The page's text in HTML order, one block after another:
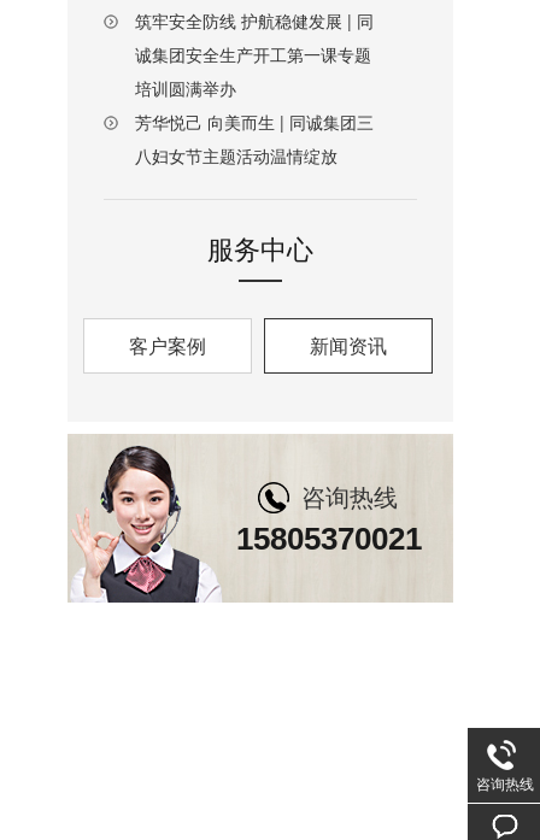
筑牢安全防线 护航稳健发展 | 同
诚集团安全生产开工第一课专题
培训圆满举办
芳华悦己 向美而生 | 同诚集团三
八妇女节主题活动温情绽放
服务中心
客户案例 新闻资讯
咨询热线
15805370021
咨询热线